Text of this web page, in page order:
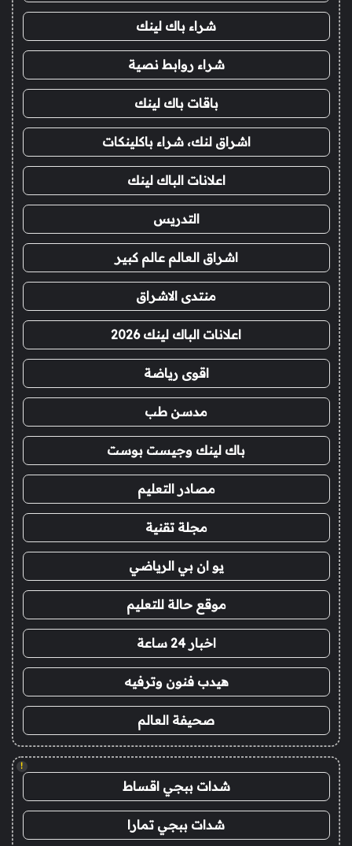
شراء باك لينك
شراء روابط نصية
باقات باك لينك
اشراق لنك، شراء باكلينكات
اعلانات الباك لينك
التدريس
اشراق العالم عالم كبير
منتدى الاشراق
اعلانات الباك لينك 2026
اقوى رياضة
مدسن طب
باك لينك وجيست بوست
مصادر التعليم
مجلة تقنية
يو ان بي الرياضي
موقع حالة للتعليم
اخبار 24 ساعة
هيدب فنون وترفيه
صحيفة العالم
!
شدات ببجي اقساط
شدات ببجي تمارا